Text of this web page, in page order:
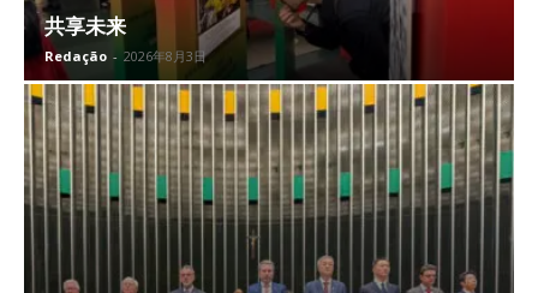
共享未来
Redação - 2026年8月3日